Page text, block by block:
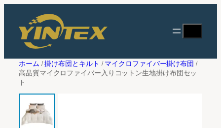
キ
索
ホーム /掛け布団とキルト /マイクロファイバー掛け布団 /
高品質マイクロファイバー入りコットン生地掛け布団セッ
ト
ー
見積りを依頼する
フルネーム*
メールアドレス